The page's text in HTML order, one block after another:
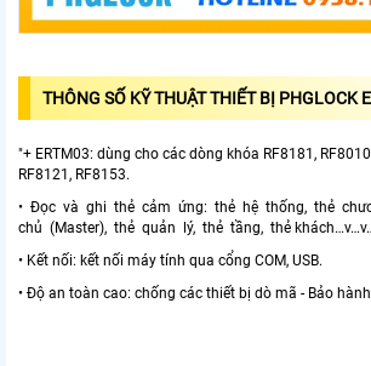
THÔNG SỐ KỸ THUẬT THIẾT BỊ PHGLOCK
"+ ERTM03: dùng cho các dòng khóa RF8181,
RF8121, RF8153.
• Đọc và ghi thẻ cảm ứng: thẻ hệ thống, thẻ
chủ (Master), thẻ quản lý, thẻ tầng, thẻ
• Kết nối: kết nối máy tính qua cổng COM, USB.
• Độ an toàn cao: chống các thiết bị dò mã - Bảo